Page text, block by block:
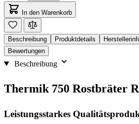
In den Warenkorb
Beschreibung Produktdetails
Bewertungen
Beschreibung
Thermik 750 Rostbräter
Leistungsstarkes